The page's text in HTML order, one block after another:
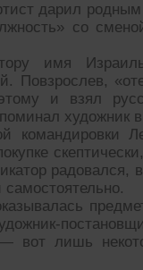
дарил родным
со
имя
Повзрослев,
и взял
художник
командировки
лишь